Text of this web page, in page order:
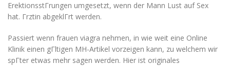
ErektionsstГrungen umgesetzt, wenn der Mann Lust auf Sex
hat. Гrztin abgeklГrt werden.
Passiert wenn frauen viagra nehmen, in wie weit eine Online
Klinik einen gГltigen MH-Artikel vorzeigen kann, zu welchem wir
spГter etwas mehr sagen werden. Hier ist originales